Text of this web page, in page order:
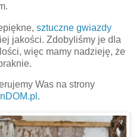
.
sztuczne gwiazdy
jakości. Zdobyliśmy je dla
więc mamy nadzieję, że
Was na strony
.